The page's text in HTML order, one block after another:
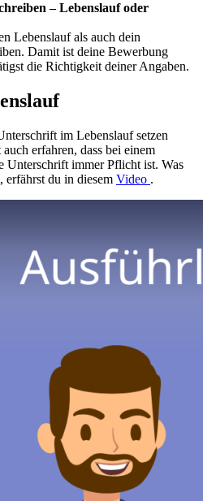
– Lebenslauf oder
Lebenslauf als auch dein
Damit ist deine Bewerbung
die Richtigkeit deiner Angaben.
im Lebenslauf setzen
erfahren, dass bei einem
Unterschrift immer Pflicht ist. Was
erfährst du in diesem Video .